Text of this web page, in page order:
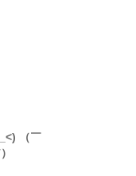
（￣